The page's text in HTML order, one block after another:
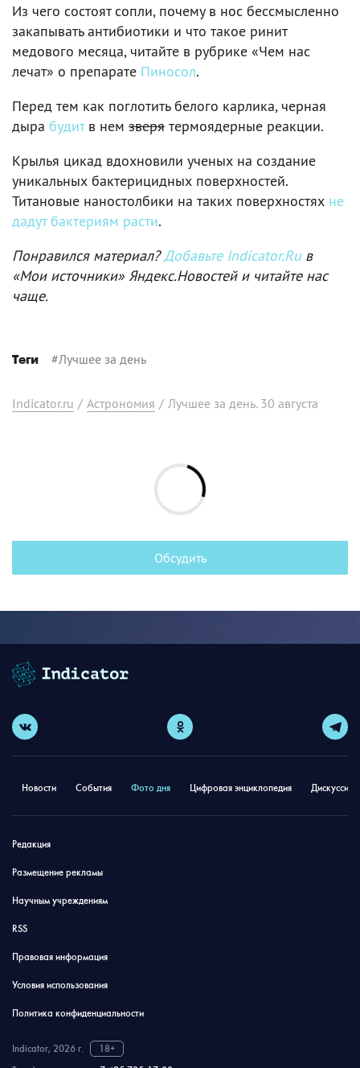
Из чего состоят сопли, почему в нос бессмысленно
закапывать антибиотики и что такое ринит
медового месяца, читайте в рубрике «Чем нас
лечат» о препарате Пиносол.
Перед тем как поглотить белого карлика, черная
дыра будитв нем зверя термоядерные реакции.
Крылья цикад вдохновили ученых на создание
уникальных бактерицидных поверхностей.
Титановые наностолбики на таких поверхностях не
дадут бактериям расти.
Понравился материал?Добавьте Indicator.Ruв
«Мои источники» Яндекс.Новостей и читайте нас
чаще.
Теги #Лучшее за день
Indicator.ru / Астрономия / Лучшее за день. 30 августа
Обсудить
Новости События Фото дня Цифровая энциклопедия
Редакция
Размещение рекламы
Научным учреждениям
RSS
Правовая информация
Условия использования
Политика конфиденциальности
Indicator, 2026 г.
18+